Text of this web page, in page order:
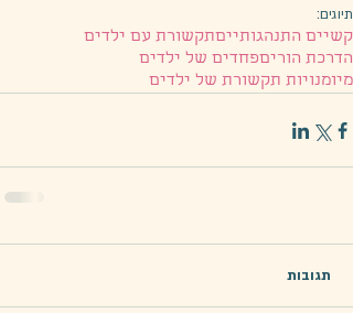
תיוגים:
קשיים התנהגותייםתקשורת עם ילדים
הדרכת הוריםפחדים של ילדים
מיומנויות תקשורת של ילדים
תגובות